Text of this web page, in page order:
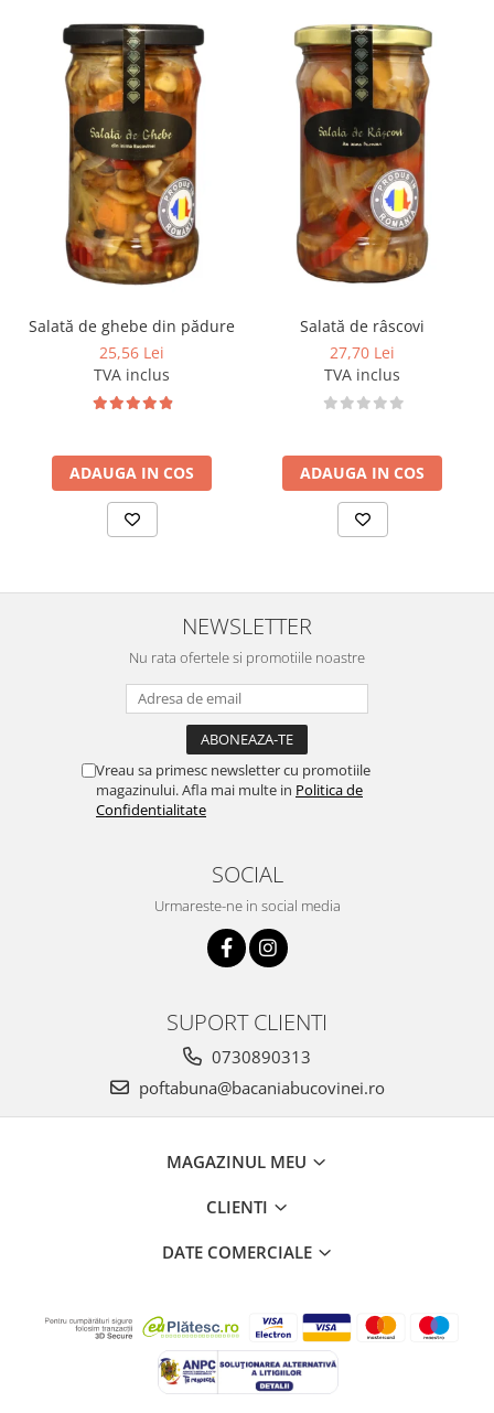
Salată de ghebe din pădure
25,56 Lei
TVA inclus
ADAUGA IN COS
Salată de râscovi
27,70 Lei
TVA inclus
ADAUGA IN COS
NEWSLETTER
Nu rata ofertele si promotiile noastre
Vreau sa primesc newsletter cu promotiile
magazinului. Afla mai multe in Politica de
Confidentialitate
SOCIAL
Urmareste-ne in social media
SUPORT CLIENTI
0730890313
poftabuna@bacaniabucovinei.ro
MAGAZINUL MEU
CLIENTI
DATE COMERCIALE